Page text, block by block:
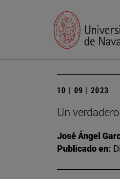
10 | 09 | 2023
Un
José Ángel
Publicado en: